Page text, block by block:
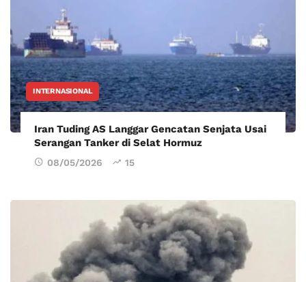
INTERNASIONAL
Iran Tuding AS Langgar Gencatan Senjata Usai
Serangan Tanker di Selat Hormuz
08/05/2026 15